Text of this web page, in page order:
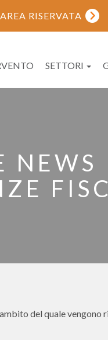
AREA RISERVATA
SETTORI
NEWS
del quale vengono